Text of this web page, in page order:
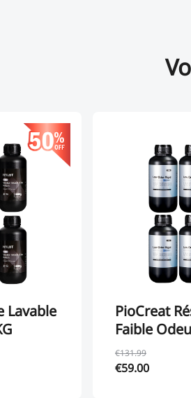
Lavable
PioCreat
Faible
€131.99
€59.00